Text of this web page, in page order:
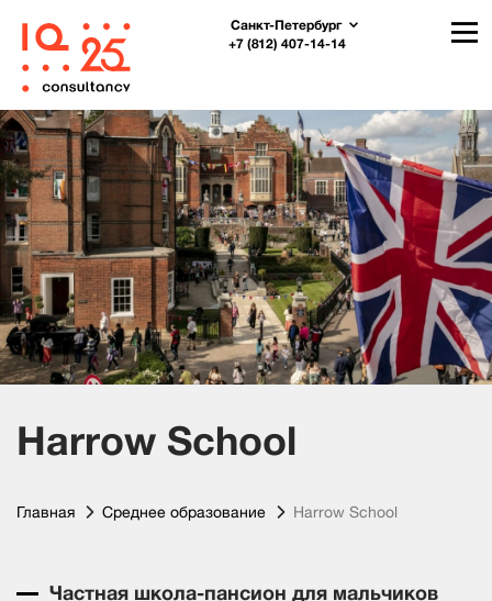
Санкт-Петербург
+7 (812) 407-14-14
Harrow School
Главная Среднее образование Harrow School
Частная школа-пансион для мальчиков